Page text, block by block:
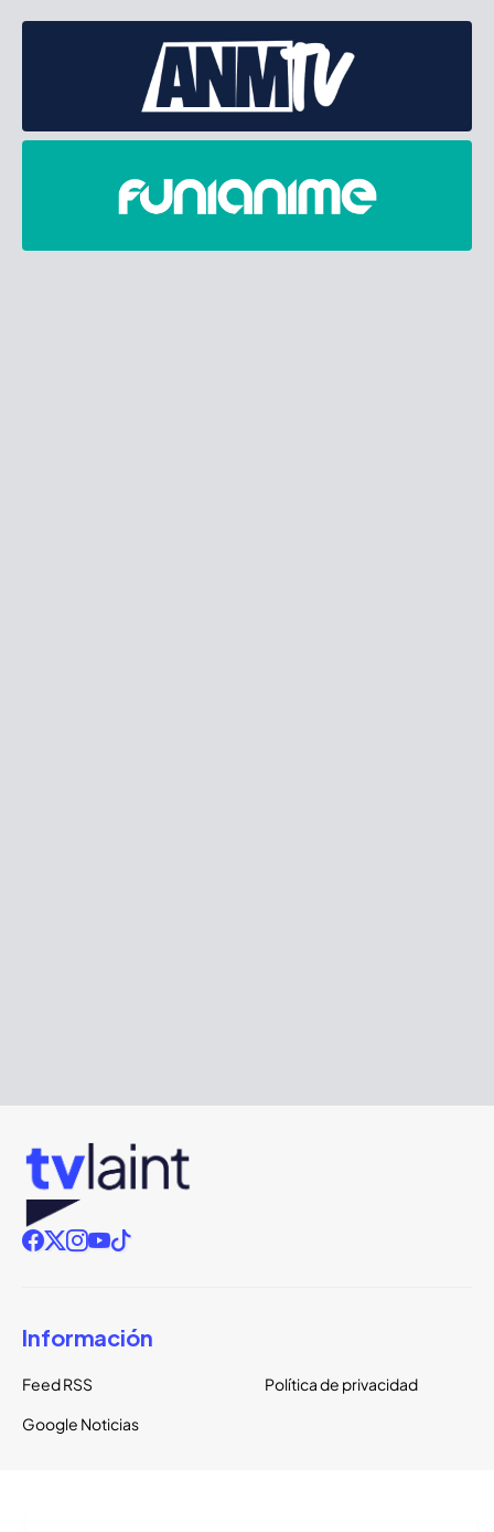
Información
Feed RSS
Política de privacidad
Google Noticias